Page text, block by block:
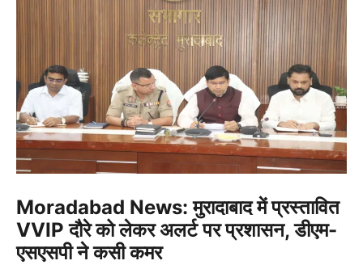
Moradabad News: मुरादाबाद में प्रस्तावित
VVIP दौरे को लेकर अलर्ट पर प्रशासन, डीएम-
एसएसपी ने कसी कमर